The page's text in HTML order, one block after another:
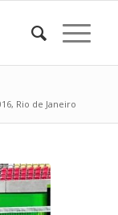
Rio de Janeiro